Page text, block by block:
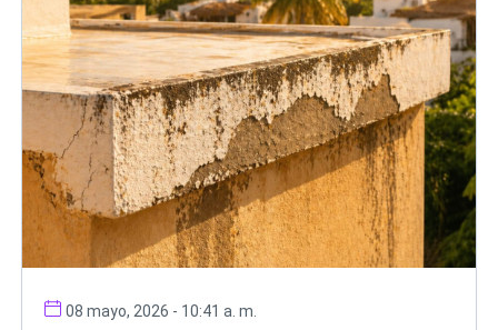
08 mayo, 2026 - 10:41 a. m.